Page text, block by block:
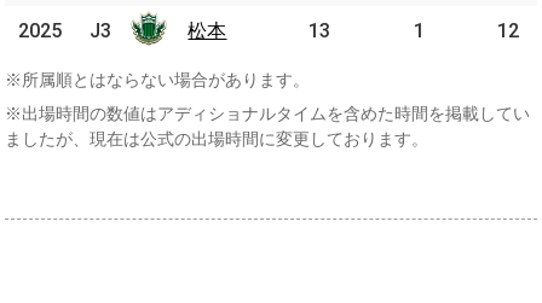
2025 松本 13 1 12
2025 J3 松本
※所属順とはならない場合があります。
※出場時間の数値はアディショナルタイムを含めた時間を掲載してい
ましたが、現在は公式の出場時間に変更しております。